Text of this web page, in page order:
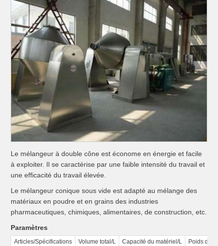
Le mélangeur à double cône est économe en énergie et facile
à exploiter. Il se caractérise par une faible intensité du travail et
une efficacité du travail élevée.
Le mélangeur conique sous vide est adapté au mélange des
matériaux en poudre et en grains des industries
pharmaceutiques, chimiques, alimentaires, de construction, etc.
Paramètres
Articles/Spécifications Volume total/L Capacité du matériel/L
Poids du